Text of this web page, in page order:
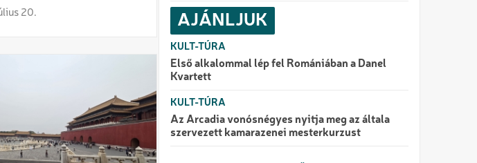
20. AJÁNLJUK
KULT-TÚRA
Első alkalommal lép fel Romániában a Danel
Kvartett
KULT-TÚRA
Az Arcadia vonósnégyes nyitja meg az általa
szervezett kamarazenei mesterkurzust